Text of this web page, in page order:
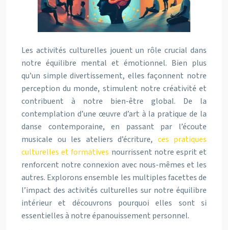
Les activités culturelles jouent un rôle crucial dans
notre équilibre mental et émotionnel. Bien plus
qu’un simple divertissement, elles façonnent notre
perception du monde, stimulent notre créativité et
contribuent à notre bien-être global. De la
contemplation d’une œuvre d’art à la pratique de la
danse contemporaine, en passant par l’écoute
musicale ou les ateliers d’écriture, ces pratiques
culturelles et formatives nourrissent notre esprit et
renforcent notre connexion avec nous-mêmes et les
autres. Explorons ensemble les multiples facettes de
l’impact des activités culturelles sur notre équilibre
intérieur et découvrons pourquoi elles sont si
essentielles à notre épanouissement personnel.